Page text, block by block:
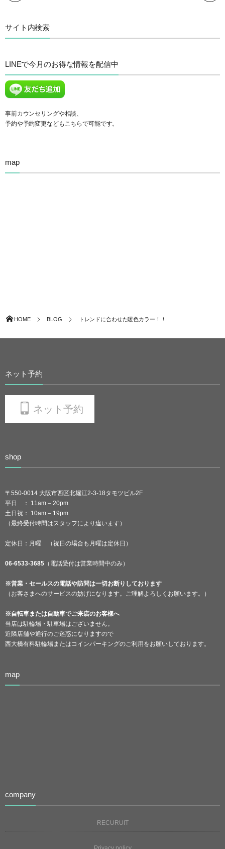
サイト内検索
LINEで今月のお得な情報を配信中
事前カウンセリングや相談、
予約や予約変更などもこちらで可能です。
map
HOME BLOG トレンドに合わせた暖色カラー！！
ネット予約
ネット予約
shop
〒550-0014 大阪市西区北堀江2-3-18タモツビル2F
平日 ： 11am – 20pm
土日祝： 10am – 19pm
（最終受付時間はスタッフにより違います）
定休日：月曜 （祝日の場合も月曜は定休日）
06-6533-3685 （電話受付は営業時間中のみ）
※営業・セールスの電話や訪問は一切お断りしております
（お客さまへのサービスの妨げになります。ご理解よろしくお願います。）
※自転車または自動車でご来店のお客様へ
当店は駐輪場・駐車場はございません。
近隣店舗や通行のご迷惑になりますので
西大橋有料駐輪場またはコインパーキングのご利用をお願いしております。
map
company
RECURUIT